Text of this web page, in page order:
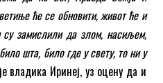
ће се обновити, живот ће и
замислили да злом, насиљем,
шта, било где у свету, то ни у
владика Иринеј, уз оцену да и